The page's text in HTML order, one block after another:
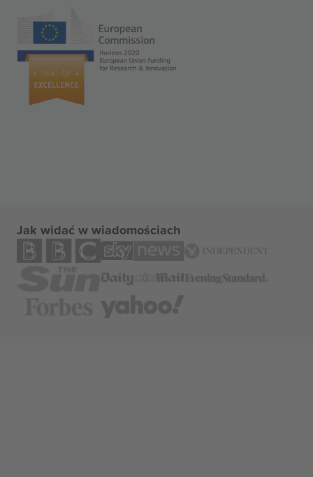
Jak widać w wiadomościach